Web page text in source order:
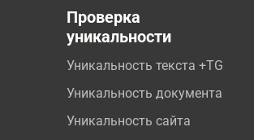
Проверка
уникальности
Уникальность текста +TG
Уникальность документа
Уникальность сайта